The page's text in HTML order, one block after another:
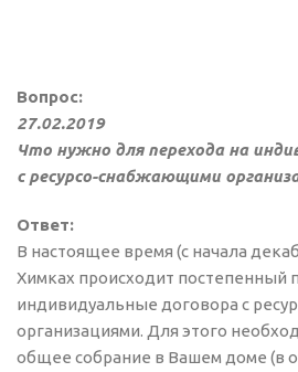
Вопрос:
27.02.2019
Что нужно для перехода на
с ресурсо-снабжающими
Ответ:
В настоящее время (с начала
Химках происходит постепенный
индивидуальные договора с
организациями. Для этого
общее собрание в Вашем доме (в